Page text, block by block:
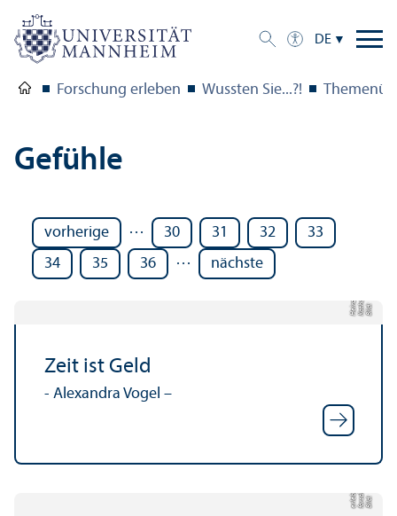
DE
Forschung erleben Wussten Sie...?!
Gefühle
vorherige … 30 31 32
33
34
35 36 … nächste
Bil
d:
K
a
t
h
a ri
n
aH
ei
n
z
Zeit ist Geld
- Alexandra Vogel –
Bil
d:
f
o
r
s
c
h
u
n
g-e
rl
e
b
e
n.
d
e